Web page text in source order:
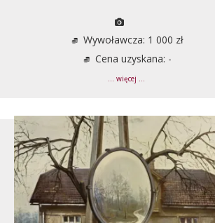
Wywoławcza: 1 000 zł
Cena uzyskana: -
... więcej ...